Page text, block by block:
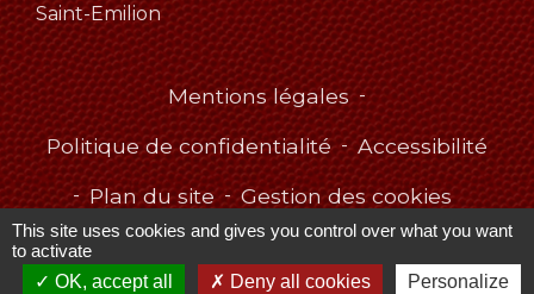
Saint-Emilion
Mentions légales -
Politique de confidentialité - Accessibilité
- Plan du site - Gestion des cookies
Site créé en partenariat avec Réseau des Communes
This site uses cookies and gives you control over what you want
to activate
OK, accept all
Deny all cookies Personalize